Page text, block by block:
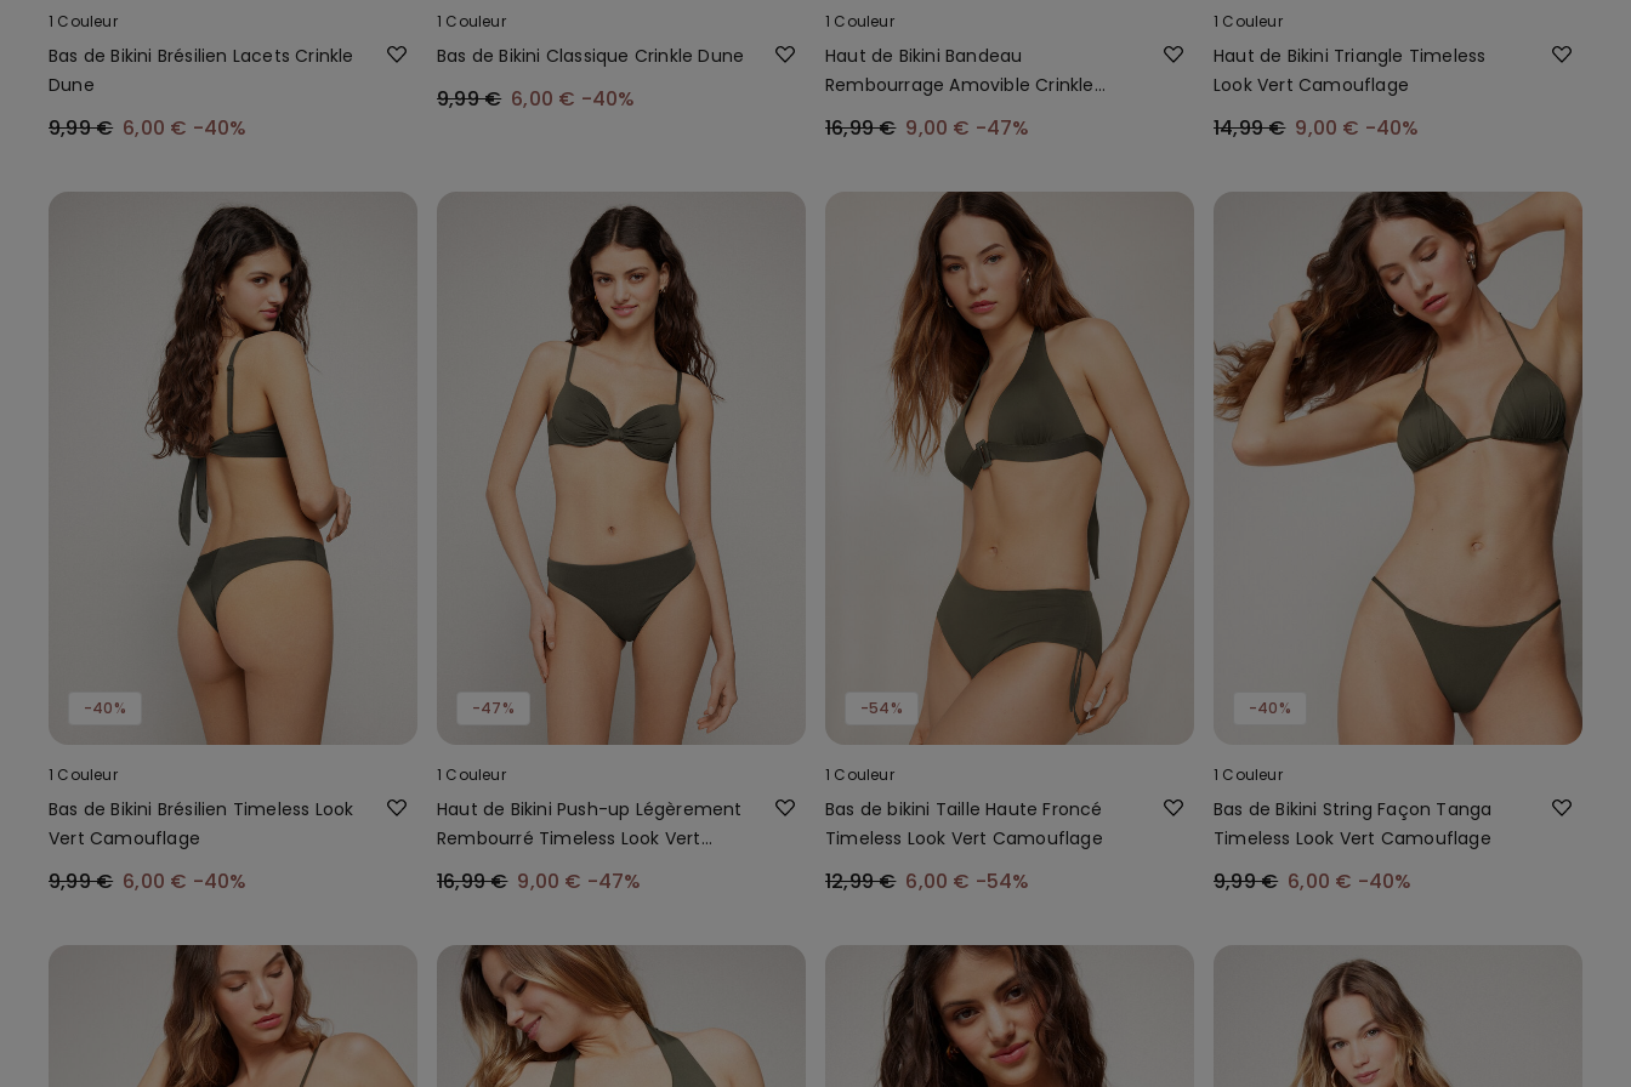
1 Couleur
Bas de Bikini Brésilien Lacets Crinkle
Dune
9,99 € 6,00 € -40%
1 Couleur
Bas de Bikini Classique Crinkle Dune
9,99 € 6,00 € -40%
1 Couleur
Haut de Bikini Bandeau
Rembourrage Amovible Crinkle
16,99 € 9,00 € -47%
1 Couleur
Haut de Bikini Triangle Timeless
Look Vert Camouflage
14,99 € 9,00 € -40%
-40%
1 Couleur
Bas de Bikini Brésilien Timeless Look
Vert Camouflage
9,99 € 6,00 € -40%
-47%
1 Couleur
Haut de Bikini Push-up Légèrement
Rembourré Timeless Look Vert
16,99 € 9,00 € -47%
-54%
1 Couleur
Bas de bikini Taille Haute Froncé
Timeless Look Vert Camouflage
12,99 € 6,00 € -54%
-40%
1 Couleur
Bas de Bikini String Façon Tanga
Timeless Look Vert Camouflage
9,99 € 6,00 € -40%